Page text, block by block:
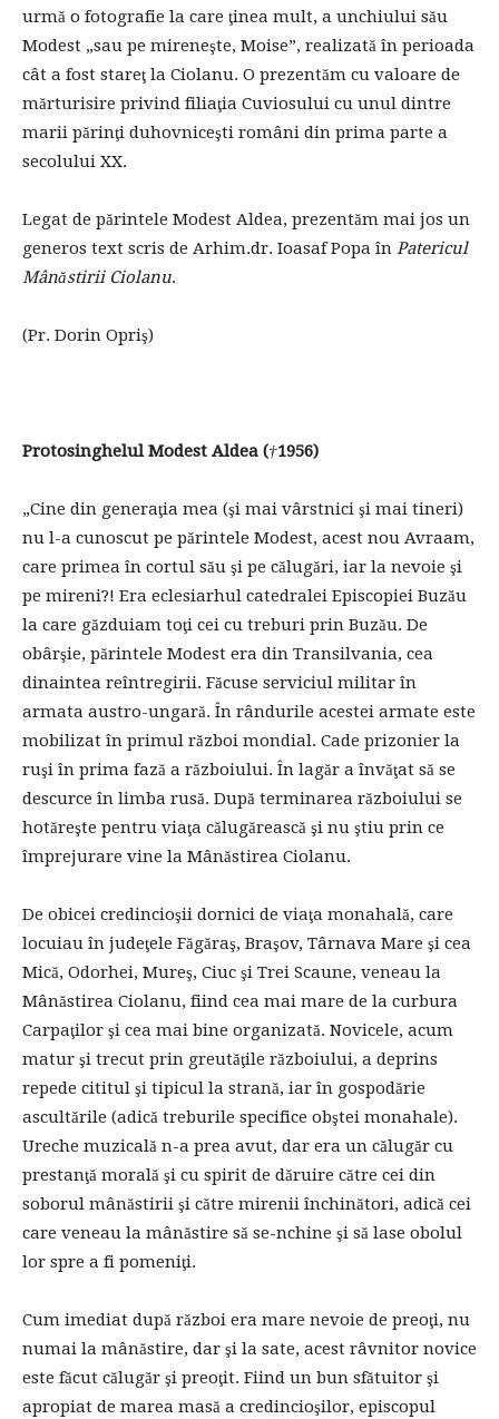
urmă o fotografie la care ţinea mult, a unchiului său
Modest „sau pe mireneşte, Moise”, realizată în perioada
cât a fost stareţ la Ciolanu. O prezentăm cu valoare de
mărturisire privind filiaţia Cuviosului cu unul dintre
marii părinţi duhovniceşti români din prima parte a
secolului XX.
Legat de părintele Modest Aldea, prezentăm mai jos un
generos text scris de Arhim.dr. Ioasaf Popa în Patericul
Mânăstirii Ciolanu.
(Pr. Dorin Opriş)
Protosinghelul Modest Aldea (†1956)
„Cine din generaţia mea (şi mai vârstnici şi mai tineri)
nu l-a cunoscut pe părintele Modest, acest nou Avraam,
care primea în cortul său şi pe călugări, iar la nevoie şi
pe mireni?! Era eclesiarhul catedralei Episcopiei Buzău
la care găzduiam toţi cei cu treburi prin Buzău. De
obârşie, părintele Modest era din Transilvania, cea
dinaintea reîntregirii. Făcuse serviciul militar în
armata austro-ungară. În rândurile acestei armate este
mobilizat în primul război mondial. Cade prizonier la
ruşi în prima fază a războiului. În lagăr a învăţat să se
descurce în limba rusă. După terminarea războiului se
hotăreşte pentru viaţa călugărească şi nu ştiu prin ce
împrejurare vine la Mânăstirea Ciolanu.
De obicei credincioşii dornici de viaţa monahală, care
locuiau în judeţele Făgăraş, Braşov, Târnava Mare şi cea
Mică, Odorhei, Mureş, Ciuc şi Trei Scaune, veneau la
Mânăstirea Ciolanu, fiind cea mai mare de la curbura
Carpaţilor şi cea mai bine organizată. Novicele, acum
matur şi trecut prin greutăţile războiului, a deprins
repede cititul şi tipicul la strană, iar în gospodărie
ascultările (adică treburile specifice obştei monahale).
Ureche muzicală n-a prea avut, dar era un călugăr cu
prestanţă morală şi cu spirit de dăruire către cei din
soborul mânăstirii şi către mirenii închinători, adică cei
care veneau la mânăstire să se-nchine şi să lase obolul
lor spre a fi pomeniţi.
Cum imediat după război era mare nevoie de preoţi, nu
numai la mânăstire, dar şi la sate, acest râvnitor novice
este făcut călugăr şi preoţit. Fiind un bun sfătuitor şi
apropiat de marea masă a credincioşilor, episcopul